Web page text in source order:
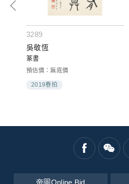
3289
吳敬恆
篆書
預估價：無底價
2019春拍
帝圖Online Bid